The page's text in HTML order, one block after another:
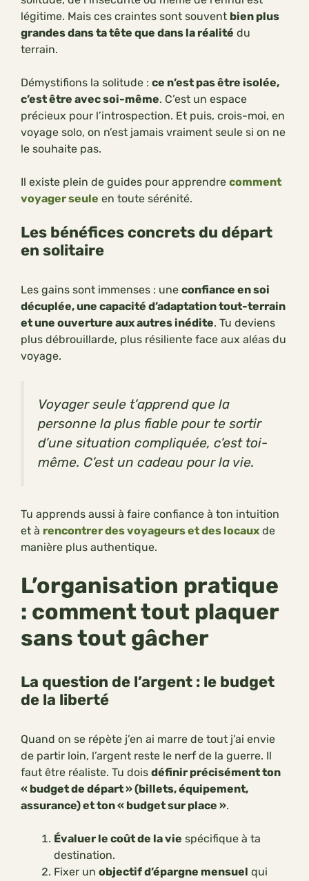
légitime. Mais ces craintes sont souvent bien plus
grandes dans ta tête que dans la réalité du
terrain.
Démystifions la solitude : ce n’est pas être isolée,
c’est être avec soi-même. C’est un espace
précieux pour l’introspection. Et puis, crois-moi, en
voyage solo, on n’est jamais vraiment seule si on ne
le souhaite pas.
Il existe plein de guides pour apprendre comment
voyager seule en toute sérénité.
Les bénéfices concrets du départ
en solitaire
Les gains sont immenses : une confiance en soi
décuplée, une capacité d’adaptation tout-terrain
et une ouverture aux autres inédite. Tu deviens
plus débrouillarde, plus résiliente face aux aléas du
voyage.
Voyager seule t’apprend que la
personne la plus fiable pour te sortir
d’une situation compliquée, c’est toi-
même. C’est un cadeau pour la vie.
Tu apprends aussi à faire confiance à ton intuition
et à rencontrer des voyageurs et des locaux de
manière plus authentique.
L’organisation pratique
: comment tout plaquer
sans tout gâcher
La question de l’argent : le budget
de la liberté
Quand on se répète j’en ai marre de tout j’ai envie
de partir loin, l’argent reste le nerf de la guerre. Il
faut être réaliste. Tu dois définir précisément ton
« budget de départ » (billets, équipement,
assurance) et ton « budget sur place ».
Évaluer le coût de la vie spécifique à ta
destination.
Fixer un objectif d’épargne mensuel qui